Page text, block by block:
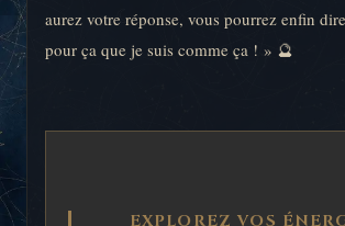
aurez votre réponse, vous pourrez enfin
pour ça que je suis comme ça ! » 🔮
EXPLOREZ VOS